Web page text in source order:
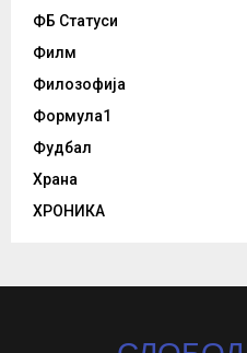
ФБ Статуси
Филм
Филозофија
Формула1
Фудбал
Храна
ХРОНИКА